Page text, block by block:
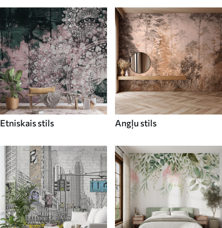
Etniskais stils Angļu stils